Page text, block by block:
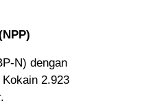
N) dengan
2.923